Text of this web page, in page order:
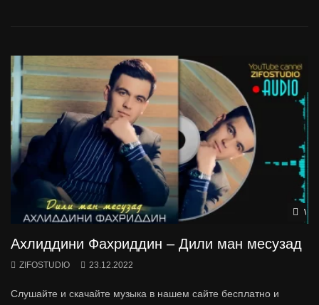
Ахлиддини Фахриддин – Дили ман месузад
ZIFOSTUDIO 23.12.2022
Слушайте и скачайте музыка в нашем сайте бесплатно и